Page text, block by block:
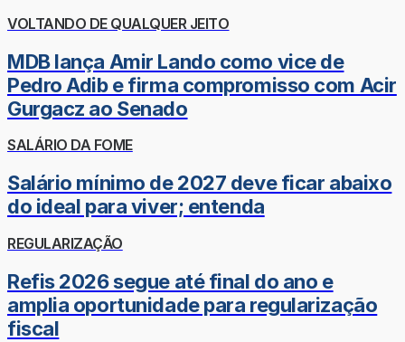
VOLTANDO DE QUALQUER JEITO
MDB lança Amir Lando como vice de
Pedro Adib e firma compromisso com Acir
Gurgacz ao Senado
SALÁRIO DA FOME
Salário mínimo de 2027 deve ficar abaixo
do ideal para viver; entenda
REGULARIZAÇÃO
Refis 2026 segue até final do ano e
amplia oportunidade para regularização
fiscal